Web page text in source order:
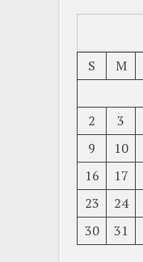
S
M
2
3
9
10
16
17
23
24
30
31